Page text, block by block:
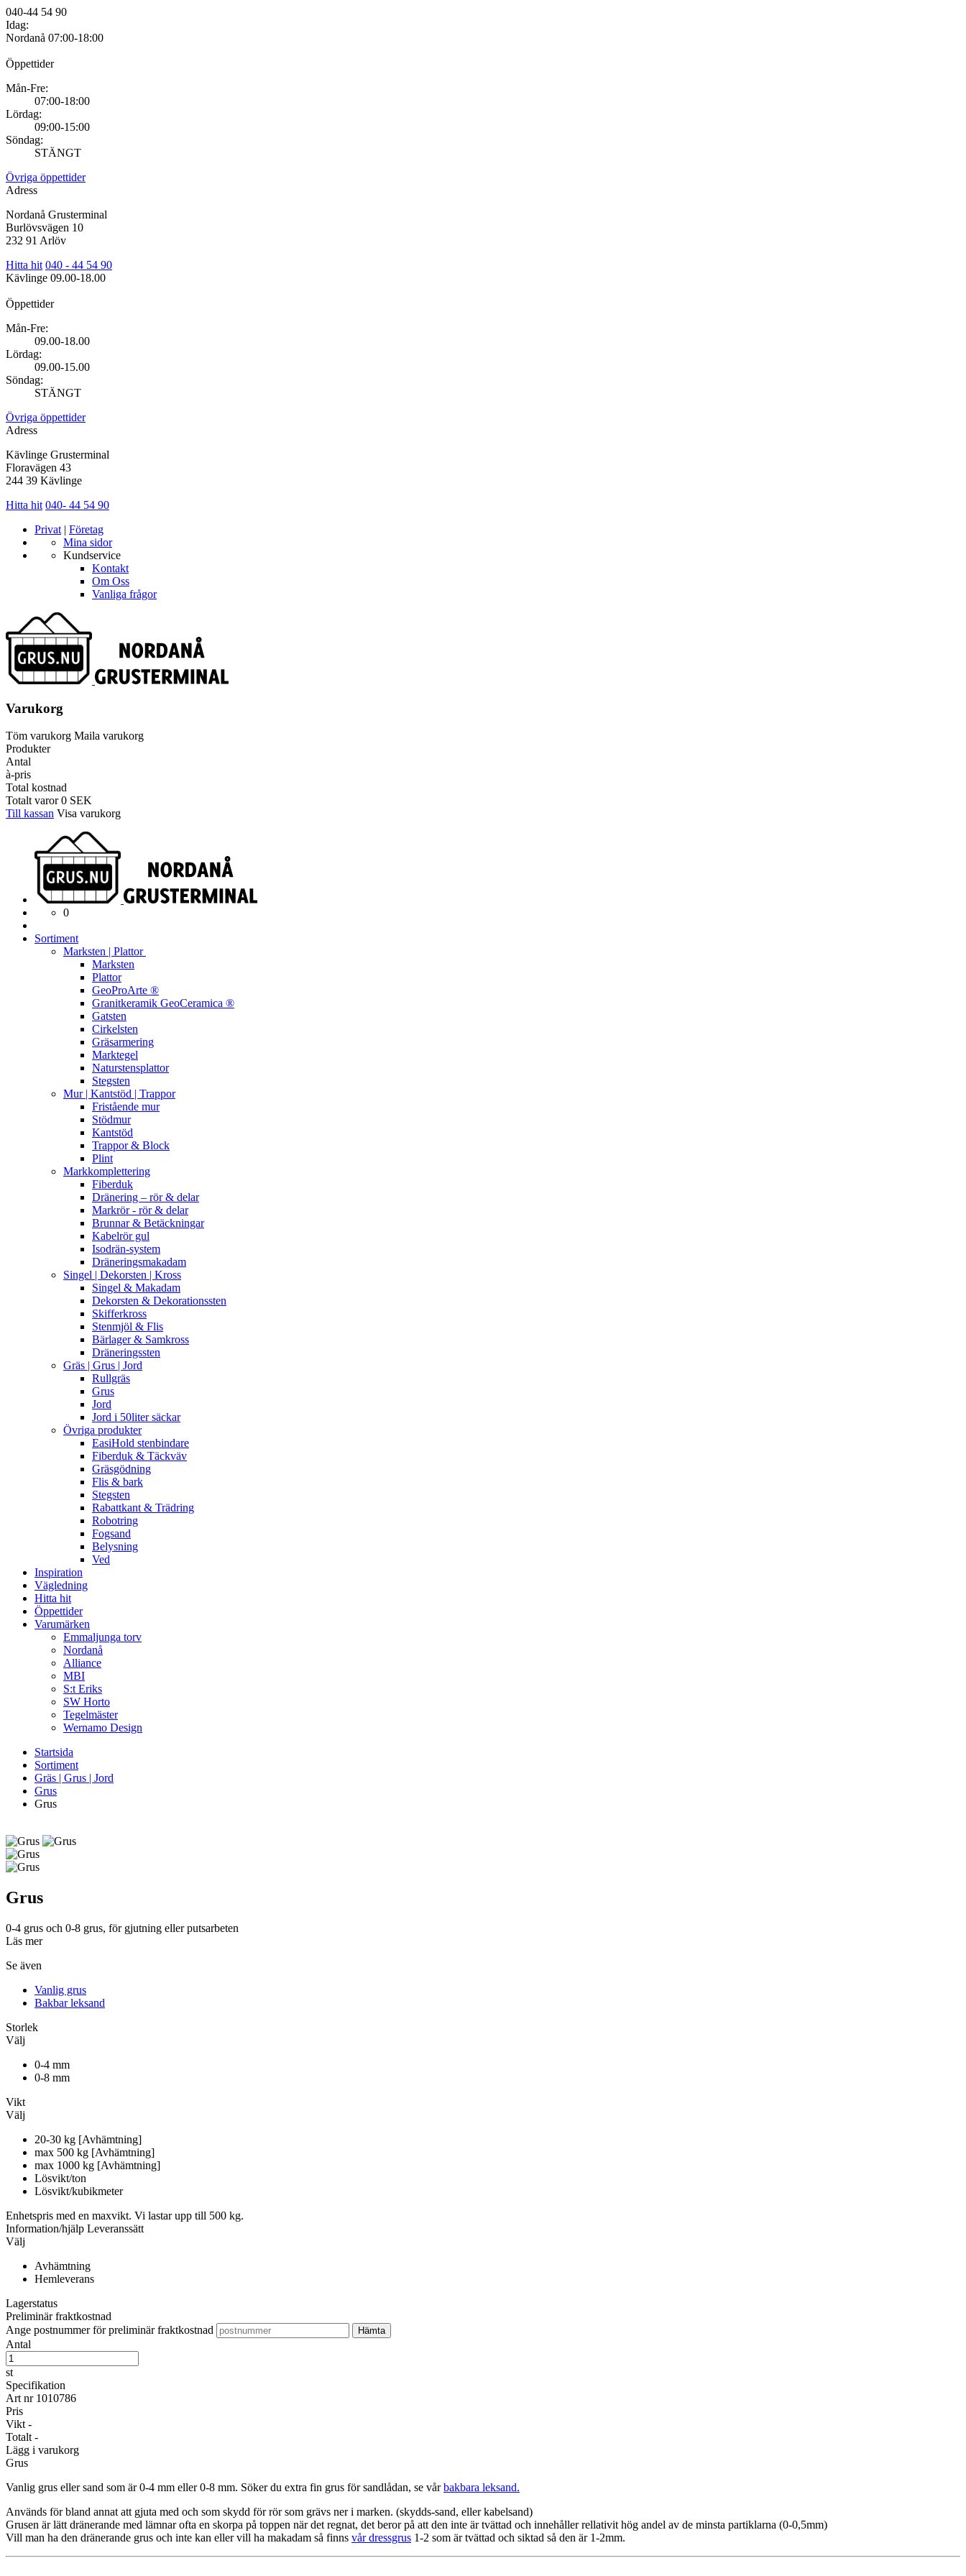
040-44 54 90
Idag:
Nordanå 07:00-18:00
Öppettider
Mån-Fre:
07:00-18:00
Lördag:
09:00-15:00
Söndag:
STÄNGT
Övriga öppettider
Adress
Nordanå Grusterminal
Burlövsvägen 10
232 91 Arlöv
Hitta hit 040 - 44 54 90
Kävlinge 09.00-18.00
Öppettider
Mån-Fre:
09.00-18.00
Lördag:
09.00-15.00
Söndag:
STÄNGT
Övriga öppettider
Adress
Kävlinge Grusterminal
Floravägen 43
244 39 Kävlinge
Hitta hit 040- 44 54 90
Privat | Företag
Mina sidor
Kundservice
Kontakt
Om Oss
Vanliga frågor
Varukorg
Töm varukorg Maila varukorg
Produkter
Antal
à-pris
Total kostnad
Totalt varor0 SEK
Till kassan Visa varukorg
0
Sortiment
Marksten | Plattor
Marksten
Plattor
GeoProArte ®
Granitkeramik GeoCeramica ®
Gatsten
Cirkelsten
Gräsarmering
Marktegel
Naturstensplattor
Stegsten
Mur | Kantstöd | Trappor
Fristående mur
Stödmur
Kantstöd
Trappor & Block
Plint
Markkomplettering
Fiberduk
Dränering – rör & delar
Markrör - rör & delar
Brunnar & Betäckningar
Kabelrör gul
Isodrän-system
Dräneringsmakadam
Singel | Dekorsten | Kross
Singel & Makadam
Dekorsten & Dekorationssten
Skifferkross
Stenmjöl & Flis
Bärlager & Samkross
Dräneringssten
Gräs | Grus | Jord
Rullgräs
Grus
Jord
Jord i 50liter säckar
Övriga produkter
EasiHold stenbindare
Fiberduk & Täckväv
Gräsgödning
Flis & bark
Stegsten
Rabattkant & Trädring
Robotring
Fogsand
Belysning
Ved
Inspiration
Vägledning
Hitta hit
Öppettider
Varumärken
Emmaljunga torv
Nordanå
Alliance
MBI
S:t Eriks
SW Horto
Tegelmäster
Wernamo Design
Startsida
Sortiment
Gräs | Grus | Jord
Grus
Grus
Grus
0-4 grus och 0-8 grus, för gjutning eller putsarbeten
Läs mer
Se även
Vanlig grus
Bakbar leksand
Storlek
Välj
0-4 mm
0-8 mm
Vikt
Välj
20-30 kg [Avhämtning]
max 500 kg [Avhämtning]
max 1000 kg [Avhämtning]
Lösvikt/ton
Lösvikt/kubikmeter
Enhetspris med en maxvikt. Vi lastar upp till 500 kg.
Information/hjälp Leveranssätt
Välj
Avhämtning
Hemleverans
Lagerstatus
Preliminär fraktkostnad
Ange postnummer för preliminär fraktkostnad
Antal
st
Specifikation
Art nr 1010786
Pris
Vikt -
Totalt -
Lägg i varukorg
Grus
Vanlig grus eller sand som är 0-4 mm eller 0-8 mm. Söker du extra fin grus för sandlådan, se vårbakbara leksand.
Används för bland annat att gjuta med och som skydd för rör som grävs ner i marken. (skydds-sand, eller kabelsand)
Grusen är lätt dränerande med lämnar ofta en skorpa på toppen när det regnat, det beror på att den inte är tvättad och innehåller rellativit hög andel av de minsta partiklarna (0-0,5mm)
Vill man ha den dränerande grus och inte kan eller vill ha makadam så finns vår dressgrus 1-2 som är tvättad och siktad så den är 1-2mm.